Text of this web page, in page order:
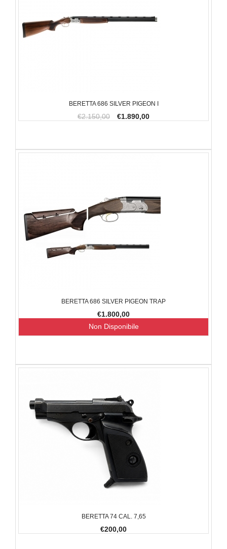
BERETTA 686 SILVER PIGEON I
€2.150,00 €1.890,00
BERETTA 686 SILVER PIGEON TRAP
€1.800,00
Non Disponibile
BERETTA 74 CAL. 7,65
€200,00